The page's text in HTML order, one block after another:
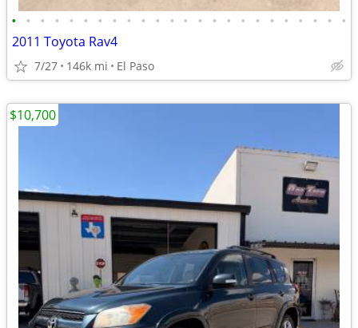
• • • • • • • • • • • • • • • • • • • • • • • •
2011 Toyota Rav4
7/27 146k mi El Paso
$10,700